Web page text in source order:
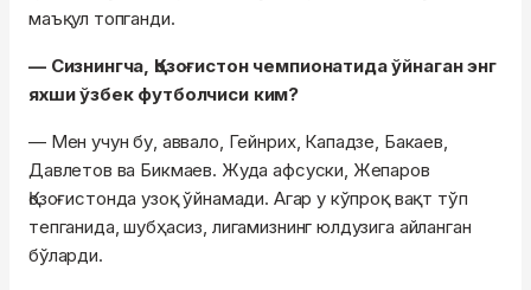
маъқул топганди.
— Сизнингча, Қозоғистон чемпионатида ўйнаган энг
яхши ўзбек футболчиси ким?
— Мен учун бу, аввало, Гейнрих, Кападзе, Бакаев,
Давлетов ва Бикмаев. Жуда афсуски, Жепаров
Қозоғистонда узоқ ўйнамади. Агар у кўпроқ вақт тўп
тепганида, шубҳасиз, лигамизнинг юлдузига айланган
бўларди.